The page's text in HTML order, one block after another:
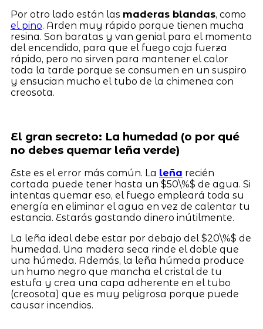
Por otro lado están las maderas blandas, como
el pino. Arden muy rápido porque tienen mucha
resina. Son baratas y van genial para el momento
del encendido, para que el fuego coja fuerza
rápido, pero no sirven para mantener el calor
toda la tarde porque se consumen en un suspiro
y ensucian mucho el tubo de la chimenea con
creosota.
El gran secreto: La humedad (o por qué
no debes quemar leña verde)
Este es el error más común. La leña recién
cortada puede tener hasta un $50\%$ de agua. Si
intentas quemar eso, el fuego empleará toda su
energía en eliminar el agua en vez de calentar tu
estancia. Estarás gastando dinero inútilmente.
La leña ideal debe estar por debajo del $20\%$ de
humedad. Una madera seca rinde el doble que
una húmeda. Además, la leña húmeda produce
un humo negro que mancha el cristal de tu
estufa y crea una capa adherente en el tubo
(creosota) que es muy peligrosa porque puede
causar incendios.